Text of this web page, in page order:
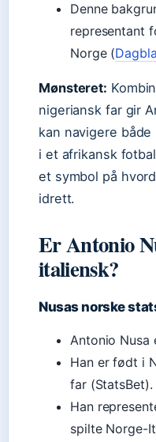
Denne
representant
Norge (
Mønsteret:
nigeriansk far gir
kan navigere
i et afrikansk
et symbol på
idrett.
Er Antonio
italiensk?
Nusas norske
Antonio Nusa
Han er født i
far (StatsBet).
Han
spilte Norge-